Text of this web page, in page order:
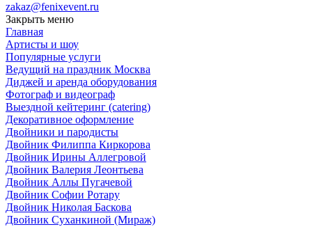
zakaz@fenixevent.ru
Закрыть меню
Главная
Артисты и шоу
Популярные услуги
Ведущий на праздник Москва
Диджей и аренда оборудования
Фотограф и видеограф
Выездной кейтеринг (catering)
Декоративное оформление
Двойники и пародисты
Двойник Филиппа Киркорова
Двойник Ирины Аллегровой
Двойник Валерия Леонтьева
Двойник Аллы Пугачевой
Двойник Софии Ротару
Двойник Николая Баскова
Двойник Суханкиной (Мираж)